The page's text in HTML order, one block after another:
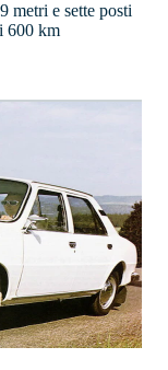
metri e sette posti
600 km